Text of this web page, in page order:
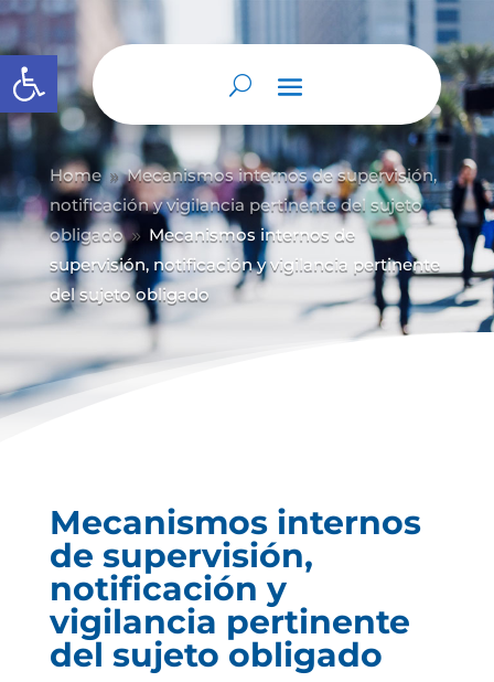
Abrir barra de herramientas
Home 9 Mecanismos internos de supervisión,
notificación y vigilancia pertinente del sujeto
obligado 9 Mecanismos internos de
supervisión, notificación y vigilancia pertinente
del sujeto obligado
Mecanismos internos
de supervisión,
notificación y
vigilancia pertinente
del sujeto obligado